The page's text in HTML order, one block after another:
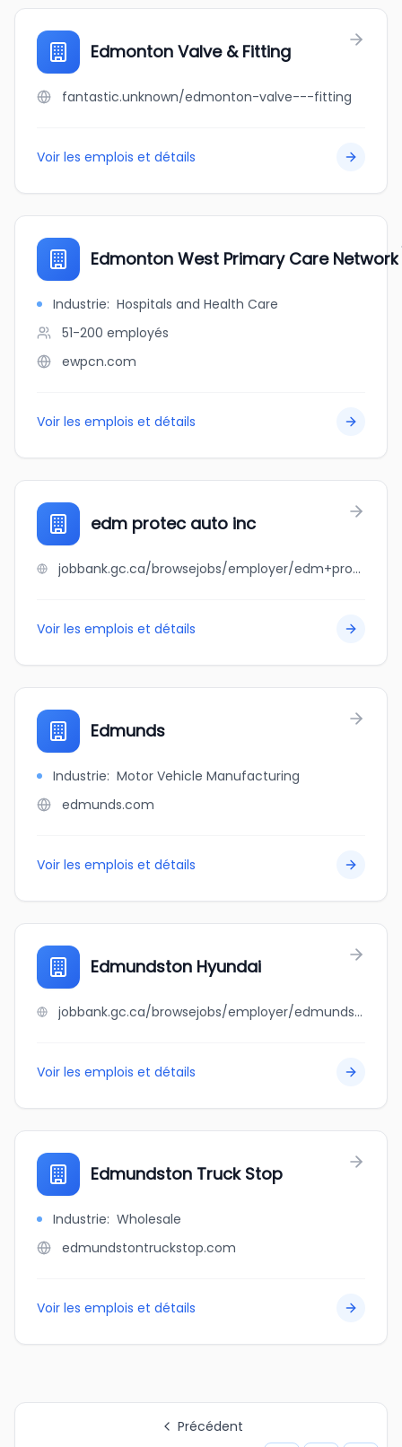
Edmonton Valve & Fitting
fantastic.unknown/edmonton-valve---fitting
Voir les emplois et détails
Edmonton West Primary Care Network
Industrie: Hospitals and Health Care
51-200 employés
ewpcn.com
Voir les emplois et détails
edm protec auto inc
jobbank.gc.ca/browsejobs/employer/edm+protec+auto+inc/ca
Voir les emplois et détails
Edmunds
Industrie: Motor Vehicle Manufacturing
edmunds.com
Voir les emplois et détails
Edmundston Hyundai
jobbank.gc.ca/browsejobs/employer/edmundston+hyundai/ca
Voir les emplois et détails
Edmundston Truck Stop
Industrie: Wholesale
edmundstontruckstop.com
Voir les emplois et détails
Précédent